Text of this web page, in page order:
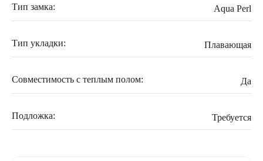
Тип замка: Aqua Perl
Тип укладки: Плавающая
Совместимость с теплым полом: Да
Подложка: Требуется